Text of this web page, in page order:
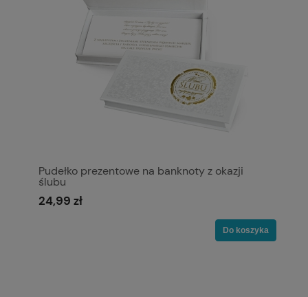
Pudełko prezentowe na banknoty z okazji
ślubu
24,99 zł
Do koszyka